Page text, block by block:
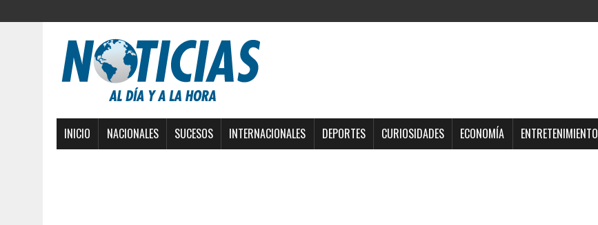
INICIO NACIONALES SUCESOS INTERNACIONALES DEPORTES CURIOSIDADES ECONOMÍA ENTRETENIMIENTO